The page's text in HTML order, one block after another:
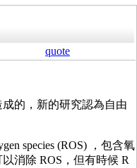
quote
的，新的研究認為自由
species (ROS) ，包含氧
消除 ROS，但有時候 R